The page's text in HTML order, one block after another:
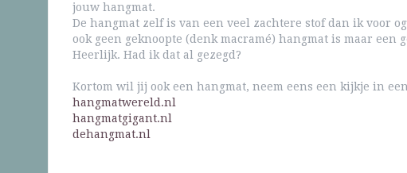
jouw hangmat.
De hangmat zelf is van een veel zachtere stof dan ik voor
ook geen geknoopte (denk macramé) hangmat is maar
Heerlijk. Had ik dat al gezegd?
Kortom wil jij ook een hangmat, neem eens een kijkje in
hangmatwereld.nl
hangmatgigant.nl
dehangmat.nl